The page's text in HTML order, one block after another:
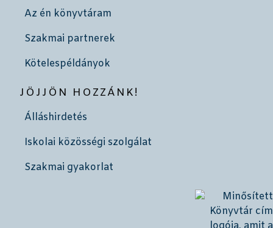
Az én könyvtáram
Szakmai partnerek
Kötelespéldányok
JÖJJÖN HOZZÁNK!
Álláshirdetés
Iskolai közösségi szolgálat
Szakmai gyakorlat